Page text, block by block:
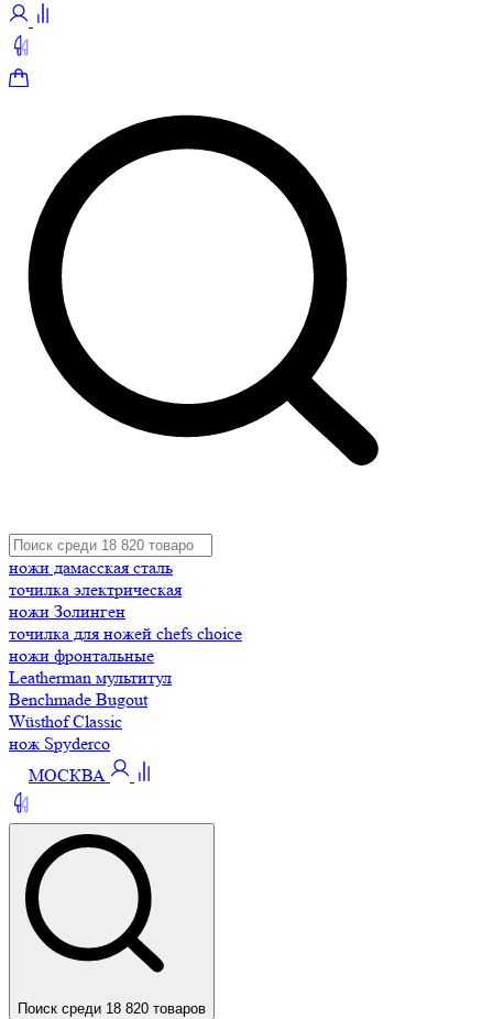
ножи дамасская сталь
точилка электрическая
ножи Золинген
точилка для ножей chefs choice
ножи фронтальные
Leatherman мультитул
Benchmade Bugout
Wüsthof Classic
нож Spyderco
МОСКВА
Поиск среди 18 820 товаров